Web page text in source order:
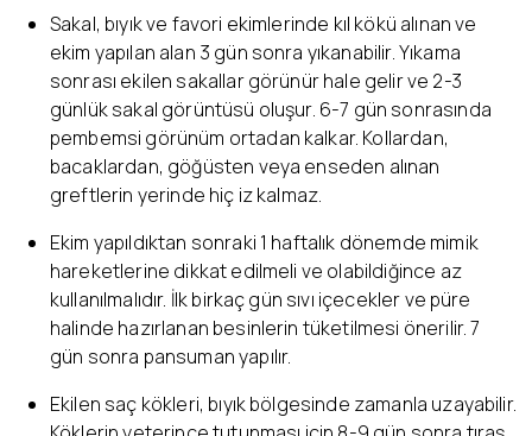
Sakal, bıyık ve favori ekimlerinde kıl kökü alınan ve
ekim yapılan alan 3 gün sonra yıkanabilir. Yıkama
sonrası ekilen sakallar görünür hale gelir ve 2-3
günlük sakal görüntüsü oluşur. 6-7 gün sonrasında
pembemsi görünüm ortadan kalkar. Kollardan,
bacaklardan, göğüsten veya enseden alınan
greftlerin yerinde hiç iz kalmaz.
Ekim yapıldıktan sonraki 1 haftalık dönemde mimik
hareketlerine dikkat edilmeli ve olabildiğince az
kullanılmalıdır. İlk birkaç gün sıvı içecekler ve püre
halinde hazırlanan besinlerin tüketilmesi önerilir. 7
gün sonra pansuman yapılır.
Ekilen saç kökleri, bıyık bölgesinde zamanla uzayabilir.